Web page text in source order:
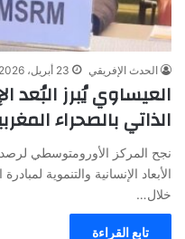
الحدث الإفريقي 23 أبريل، 2026
العيساوي يُبرز البُعد
الذاتي بالصحراء
نجح المركز الأورومتوسطي
الأبعاد الإنسانية والتنموية
خلال…
تابع القراءة